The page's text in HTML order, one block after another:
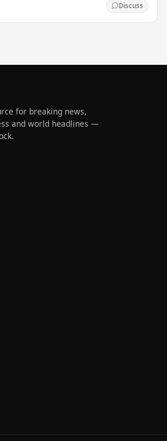
Discuss
for breaking news,
and world headlines —